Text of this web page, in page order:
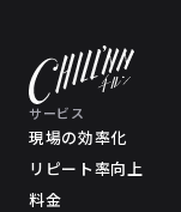
サービス
現場の効率化
リピート率向上
料金